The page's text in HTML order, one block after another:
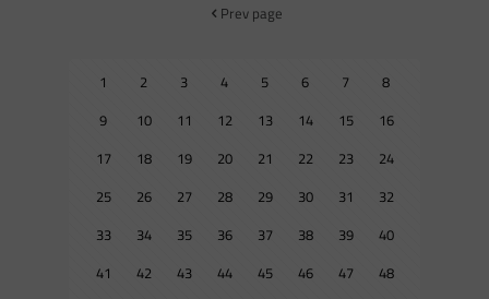
Prev page
1 2 3 4 5 6 7
8
9
10 11 12 13 14 15
16
17
18 19 20 21 22 23
24
25
26 27 28 29 30 31
32
33
34 35 36 37 38 39
40
41
42 43 44 45 46 47
48